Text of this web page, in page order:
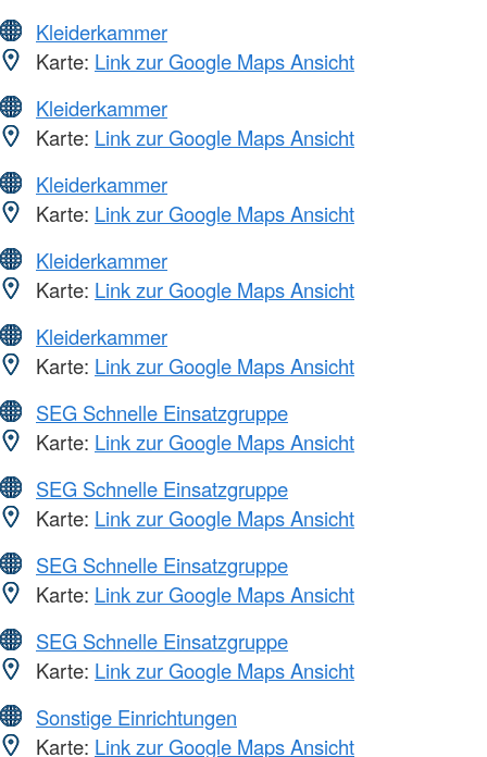
Kleiderkammer
Karte: Link zur Google Maps Ansicht
Kleiderkammer
Karte: Link zur Google Maps Ansicht
Kleiderkammer
Karte: Link zur Google Maps Ansicht
Kleiderkammer
Karte: Link zur Google Maps Ansicht
Kleiderkammer
Karte: Link zur Google Maps Ansicht
SEG Schnelle Einsatzgruppe
Karte: Link zur Google Maps Ansicht
SEG Schnelle Einsatzgruppe
Karte: Link zur Google Maps Ansicht
SEG Schnelle Einsatzgruppe
Karte: Link zur Google Maps Ansicht
SEG Schnelle Einsatzgruppe
Karte: Link zur Google Maps Ansicht
Sonstige Einrichtungen
Karte: Link zur Google Maps Ansicht